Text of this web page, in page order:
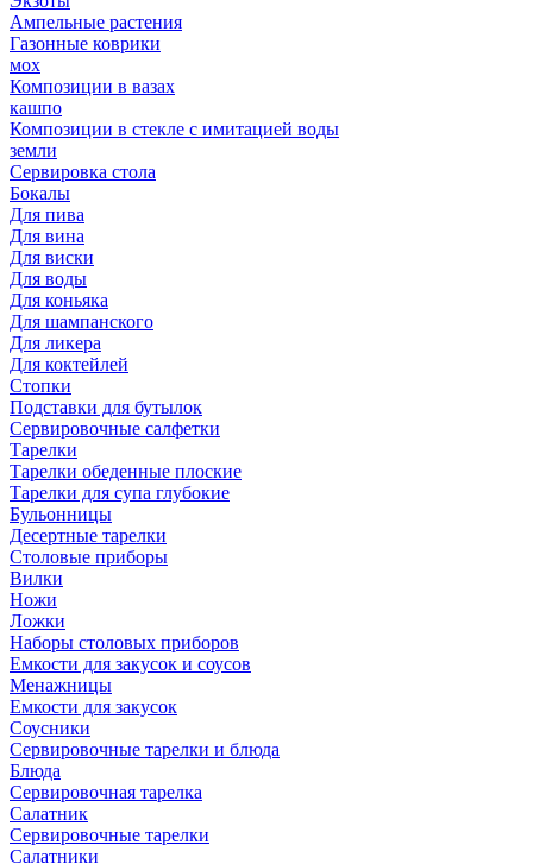
Ампельные растения
Газонные коврики
мох
Композиции в вазах
кашпо
Композиции в стекле с имитацией воды
земли
Сервировка стола
Бокалы
Для пива
Для вина
Для виски
Для воды
Для коньяка
Для шампанского
Для ликера
Для коктейлей
Стопки
Подставки для бутылок
Сервировочные салфетки
Тарелки
Тарелки обеденные плоские
Тарелки для супа глубокие
Бульонницы
Десертные тарелки
Столовые приборы
Вилки
Ножи
Ложки
Наборы столовых приборов
Емкости для закусок и соусов
Менажницы
Емкости для закусок
Соусники
Сервировочные тарелки и блюда
Блюда
Сервировочная тарелка
Салатник
Сервировочные тарелки
Салатники